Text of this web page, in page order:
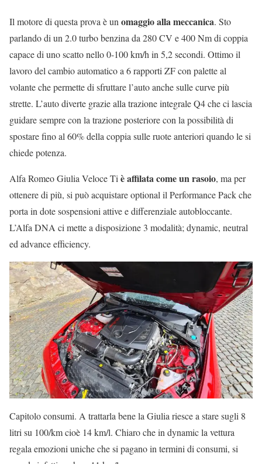
Il motore di questa prova è un omaggio alla meccanica. Sto
parlando di un 2.0 turbo benzina da 280 CV e 400 Nm di coppia
capace di uno scatto nello 0-100 km/h in 5,2 secondi. Ottimo il
lavoro del cambio automatico a 6 rapporti ZF con palette al
volante che permette di sfruttare l’auto anche sulle curve più
strette. L’auto diverte grazie alla trazione integrale Q4 che ci lascia
guidare sempre con la trazione posteriore con la possibilità di
spostare fino al 60% della coppia sulle ruote anteriori quando le si
chiede potenza.
Alfa Romeo Giulia Veloce Ti è affilata come un rasoio, ma per
ottenere di più, si può acquistare optional il Performance Pack che
porta in dote sospensioni attive e differenziale autobloccante.
L’Alfa DNA ci mette a disposizione 3 modalità; dynamic, neutral
ed advance efficiency.
Capitolo consumi. A trattarla bene la Giulia riesce a stare sugli 8
litri su 100/km cioè 14 km/l. Chiaro che in dynamic la vettura
regala emozioni uniche che si pagano in termini di consumi, si